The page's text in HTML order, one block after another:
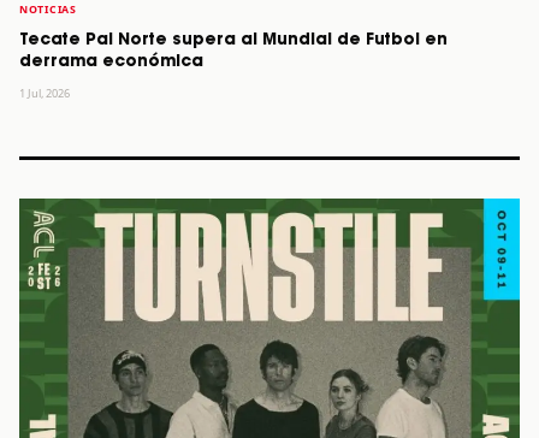
NOTICIAS
Tecate Pal Norte supera al Mundial de Futbol en
derrama económica
1 Jul, 2026